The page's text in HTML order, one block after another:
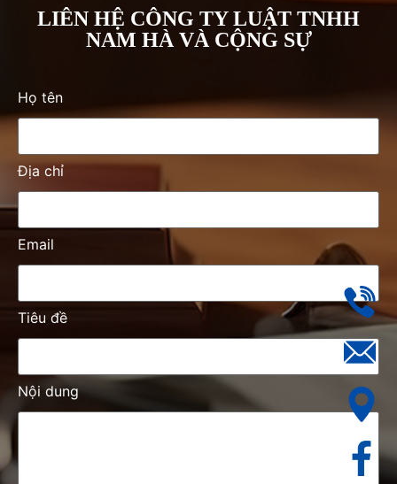
LIÊN HỆ CÔNG TY LUẬT TNHH
NAM HÀ VÀ CỘNG SỰ
Họ tên
Địa chỉ
Email
Tiêu đề
Nội dung